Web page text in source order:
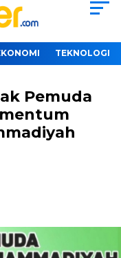
TEKNOLOGI
Pemuda